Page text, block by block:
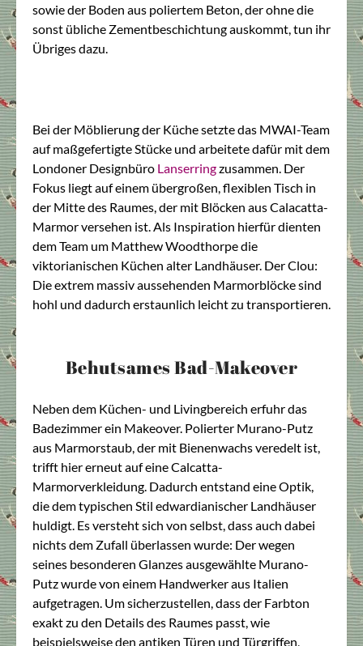
sowie der Boden aus poliertem Beton, der ohne die
sonst übliche Zementbeschichtung auskommt, tun ihr
Übriges dazu.
Bei der Möblierung der Küche setzte das MWAI-Team
auf maßgefertigte Stücke und arbeitete dafür mit dem
Londoner Designbüro Lanserringzusammen. Der
Fokus liegt auf einem übergroßen, flexiblen Tisch in
der Mitte des Raumes, der mit Blöcken aus Calacatta-
Marmor versehen ist. Als Inspiration hierfür dienten
dem Team um Matthew Woodthorpe die
viktorianischen Küchen alter Landhäuser. Der Clou:
Die extrem massiv aussehenden Marmorblöcke sind
hohl und dadurch erstaunlich leicht zu transportieren.
Behutsames Bad-Makeover
Neben dem Küchen- und Livingbereich erfuhr das
Badezimmer ein Makeover. Polierter Murano-Putz
aus Marmorstaub, der mit Bienenwachs veredelt ist,
trifft hier erneut auf eine Calcatta-
Marmorverkleidung. Dadurch entstand eine Optik,
die dem typischen Stil edwardianischer Landhäuser
huldigt. Es versteht sich von selbst, dass auch dabei
nichts dem Zufall überlassen wurde: Der wegen
seines besonderen Glanzes ausgewählte Murano-
Putz wurde von einem Handwerker aus Italien
aufgetragen. Um sicherzustellen, dass der Farbton
exakt zu den Details des Raumes passt, wie
beispielsweise den antiken Türen und Türgriffen,